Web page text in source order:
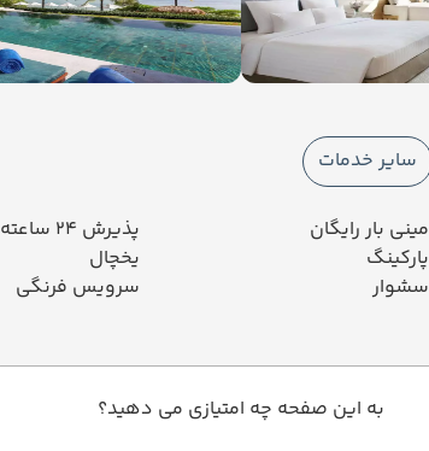
سایر خدمات
مینی بار رایگان
پارکینگ
سشوار
پذیرش 24 ساعته
یخچال
سرویس فرنگی
به این صفحه چه امتیازی می دهید؟